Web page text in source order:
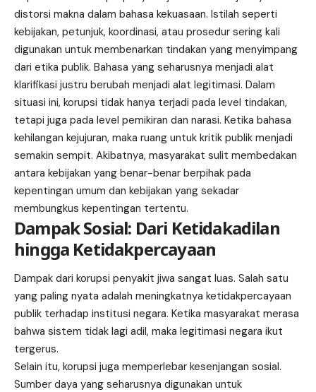
distorsi makna dalam bahasa kekuasaan. Istilah seperti
kebijakan, petunjuk, koordinasi, atau prosedur sering kali
digunakan untuk membenarkan tindakan yang menyimpang
dari etika publik. Bahasa yang seharusnya menjadi alat
klarifikasi justru berubah menjadi alat legitimasi. Dalam
situasi ini, korupsi tidak hanya terjadi pada level tindakan,
tetapi juga pada level pemikiran dan narasi. Ketika bahasa
kehilangan kejujuran, maka ruang untuk kritik publik menjadi
semakin sempit. Akibatnya, masyarakat sulit membedakan
antara kebijakan yang benar-benar berpihak pada
kepentingan umum dan kebijakan yang sekadar
membungkus kepentingan tertentu.
Dampak Sosial: Dari Ketidakadilan
hingga Ketidakpercayaan
Dampak dari korupsi penyakit jiwa sangat luas. Salah satu
yang paling nyata adalah meningkatnya ketidakpercayaan
publik terhadap institusi negara. Ketika masyarakat merasa
bahwa sistem tidak lagi adil, maka legitimasi negara ikut
tergerus.
Selain itu, korupsi juga memperlebar kesenjangan sosial.
Sumber daya yang seharusnya digunakan untuk